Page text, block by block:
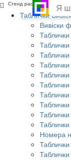
Таблички
Вивіски
Таблички
Таблички
Таблички
Номера
Стенд расписание уроков